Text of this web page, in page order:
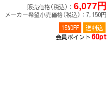
販売価格(税込)： 6,077円
メーカー希望小売価格(税込)：7,150円
15%OFF
送料込
会員ポイント 60pt